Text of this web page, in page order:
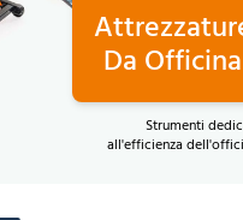
Da Officina
Strumenti
all'efficienza